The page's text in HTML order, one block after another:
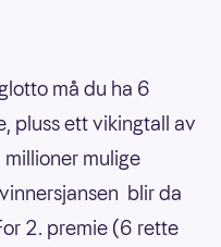
må du ha 6
pluss ett vikingtall av
mulige
blir da
2. premie (6 rette